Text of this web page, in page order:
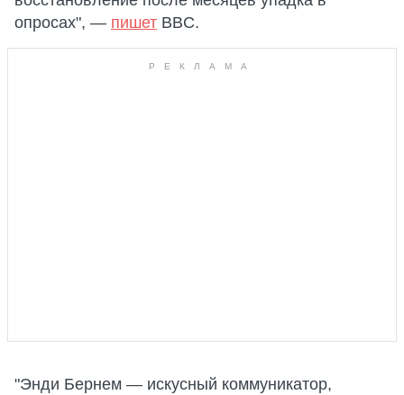
опросах", — пишет BBC.
"Энди Бернем — искусный коммуникатор,